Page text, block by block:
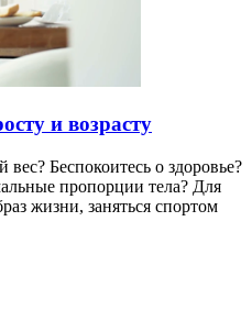
и возрасту
Беспокоитесь о здоровье?
пропорции тела? Для
жизни, заняться спортом